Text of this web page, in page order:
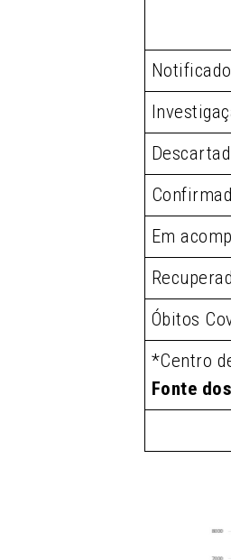
Em
Óbitos
*Centro
Fonte